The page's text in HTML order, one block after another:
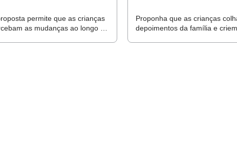
permite que as crianças
as mudanças ao longo do
Proponha que as crianças
depoimentos da família e criem